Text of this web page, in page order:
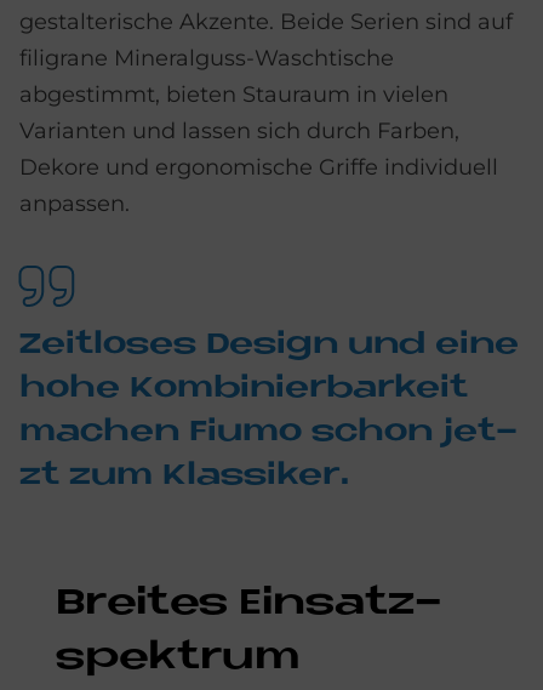
gestalterische Akzente. Beide Serien sind auf
filigrane Mineralguss-Waschtische
abgestimmt, bieten Stauraum in vielen
Varianten und lassen sich durch Farben,
Dekore und ergonomische Griffe individuell
anpassen.
Zeit­lo­ses De­sign und eine
hohe Kom­bi­nier­bar­keit
ma­chen Fi­umo schon jet­
zt zum Klas­si­ker.
Brei­tes Ein­satz­
spek­trum